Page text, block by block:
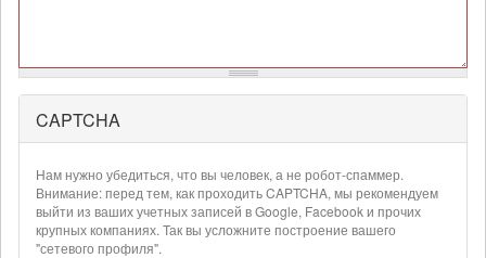
Более
подробная
информация
текстовых
форматах
CAPTCHA
Нам нужно убедиться, что вы человек, а не робот-спаммер.
Внимание: перед тем, как проходить CAPTCHA, мы рекомендуем
выйти из ваших учетных записей в Google, Facebook и прочих
крупных компаниях. Так вы усложните построение вашего
"сетевого профиля".